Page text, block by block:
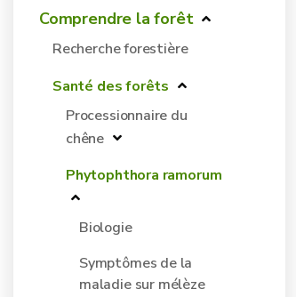
Comprendre la forêt
Recherche forestière
Santé des forêts
Processionnaire du
chêne
Phytophthora ramorum
Biologie
Symptômes de la
maladie sur mélèze